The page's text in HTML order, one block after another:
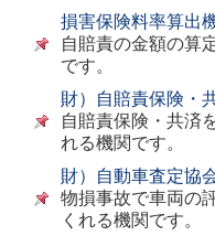
損害保険料率算出
自賠責の金額の算
です。
財）自賠責保険・
自賠責保険・共済
れる機関です。
財）自動車査定協
物損事故で車両の
くれる機関です。